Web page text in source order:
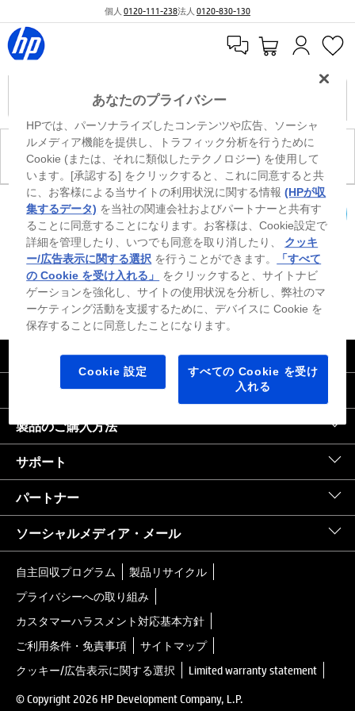
個人 0120-111-238法人 0120-830-130
現在、このカテゴリには商品がありません。
カートを確認
※ Windowsのすべてのエディションまたはバージョンで、すべての機能を使用でき
るわけではありません。Windowsの機能を最大限に活用するには、システムのハ
ードウェア、ドライバー、ソフトウェアのアップグレードおよび/または別途購
入、あるいはBIOSのアップデートが必要になる場合があります。Windowsは自動
的にアップデートされ、有効になります。高速インターネットとMicrosoftアカウ
ントが必要になります。ISPの料金が適用され、今後アップデートの際に要件が追
加される場合があります。http://www.windows.com 外部リンクアイコンをご覧く
ださい。
｜United States HP.com
会社情報
製品のご購入方法
サポート
パートナー
ソーシャルメディア・メール
自主回収プログラム
製品リサイクル
プライバシーへの取り組み
カスタマーハラスメント対応基本方針
ご利用条件・免責事項
サイトマップ
クッキー/広告表示に関する選択
Limited warranty statement
© Copyright 2026 HP Development Company, L.P.
あなたのプライバシー
HPでは、パーソナライズしたコンテンツや広告、ソーシャ
ルメディア機能を提供し、トラフィック分析を行うために
Cookie (または、それに類似したテクノロジー) を使用して
います。[承認する] をクリックすると、これに同意すると共
に、お客様による当サイトの利用状況に関する情報(HPが収
集するデータ) を当社の関連会社およびパートナーと共有す
ることに同意することになります。お客様は、Cookie設定で
詳細を管理したり、いつでも同意を取り消したり、 クッキ
ー/広告表示に関する選択 を行うことができます。
「すべて
の Cookie を受け入れる」
をクリックすると、サイトナビ
ゲーションを強化し、サイトの使用状況を分析し、弊社のマ
ーケティング活動を支援するために、デバイスに Cookie を
保存することに同意したことになります。
Cookie 設定
すべての Cookie を受け
入れる